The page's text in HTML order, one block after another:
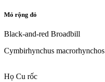
Mỏ rộng đỏ
Black-and-red Broadbill
Cymbirhynchus macrorhynchos
Họ Cu rốc